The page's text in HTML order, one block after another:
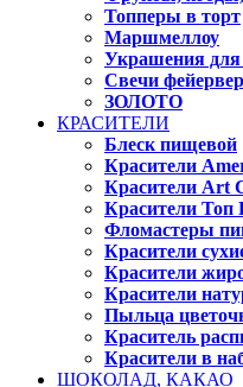
Топперы в торт
Маршмеллоу
Украшения для
Свечи
ЗОЛОТО
КРАСИТЕЛИ
Блеск пищевой
Красители
Красители Art
Красители Топ
Фломастеры
Красители
Красители
Красители
Пыльца
Краситель
Красители в
ШОКОЛАД, КАКАО